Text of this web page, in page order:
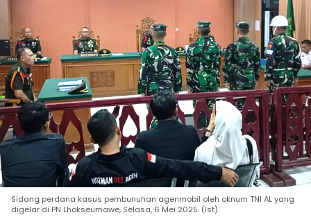
Sidang perdana kasus pembunuhan agenmobil oleh oknum TNI AL yang
digelar di PN Lhokseumawe, Selasa, 6 Mei 2025. (Ist)